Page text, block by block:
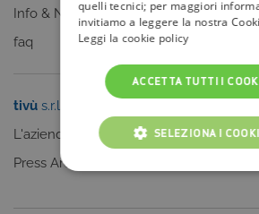
Info & News
faq
tivù s.r.l.
L'azienda
Press Area
Clicca
quelli tecnici; per maggiori
invitiamo a leggere la nostra
Leggi la cookie policy
ACCETTA TUTTI I
SELEZIONA I
COOKIE TECNICI
COOKIE ANALITICI